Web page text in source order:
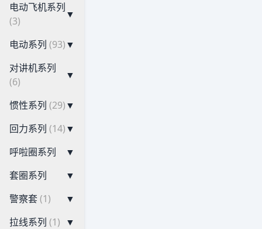
电动飞机系列
(3)
▼
电动系列 (93)▼
对讲机系列
(6)
▼
惯性系列 (29)▼
回力系列 (14)▼
呼啦圈系列
▼
套圈系列
▼
警察套(1)
▼
拉线系列 (1) ▼